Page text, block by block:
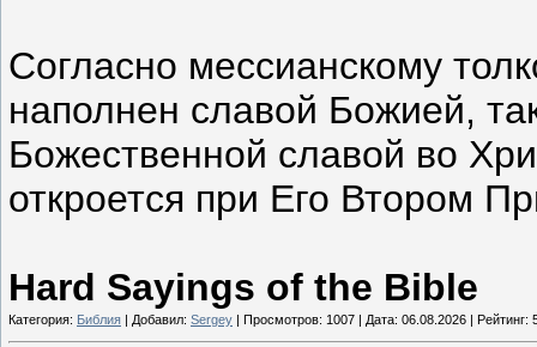
Согласно мессианскому
наполнен славой Божией,
Божественной славой во
откроется при Его Втором
Hard Sayings of the Bible
Категория: Библия | Добавил: Sergey | Просмотров: 1007 | Дата: 06.08.2026 | Рейтинг: